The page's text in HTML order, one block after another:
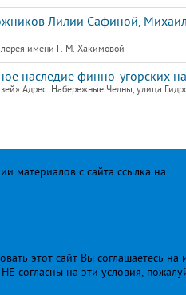
Лилии Сафиной,
имени Г. М. Хакимовой
наследие финно-угорских
Адрес: Набережные Челны, улица
материалов с сайта ссылка на
этот сайт Вы соглашаетесь
согласны на эти условия,